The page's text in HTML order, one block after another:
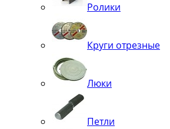
Ролики
Круги отрезные
Люки
Петли